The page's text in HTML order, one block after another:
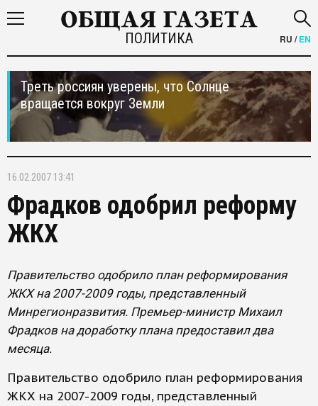
ПОЛИТИКА RU /EN
Треть россиян уверены, что Солнце
вращается вокруг Земли
16.02.2007 13:41
Фрадков одобрил реформу
ЖКХ
Правительство одобрило план реформирования
ЖКХ на 2007-2009 годы, представленный
Минрегионразвития. Премьер-министр Михаил
Фрадков на доработку плана предоставил два
месяца.
Правительство одобрило план реформирования
ЖКХ на 2007-2009 годы, представленный